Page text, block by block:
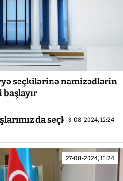
seçkilərinə namizədlərin
8-08-2024, 12:24
da seçkidə iştirak
27-08-2024, 13:24